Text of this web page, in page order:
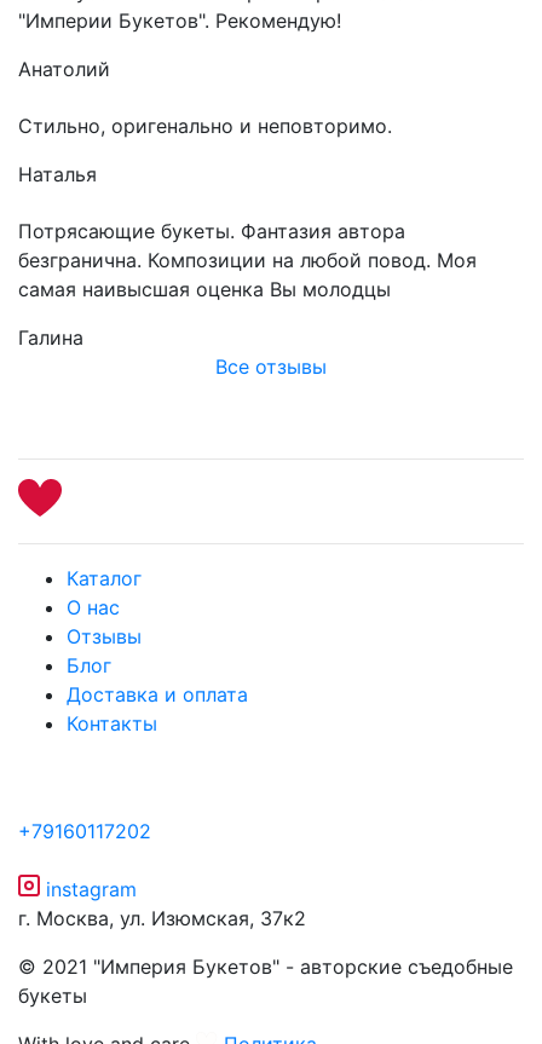
"Империи Букетов". Рекомендую!
Анатолий
Стильно, оригенально и неповторимо.
Наталья
Потрясающие букеты. Фантазия автора
безгранична. Композиции на любой повод. Моя
самая наивысшая оценка Вы молодцы
Галина
Все отзывы
Каталог
О нас
Отзывы
Блог
Доставка и оплата
Контакты
+79160117202
instagram
г. Москва, ул. Изюмская, 37к2
© 2021 "Империя Букетов" - авторские съедобные
букеты